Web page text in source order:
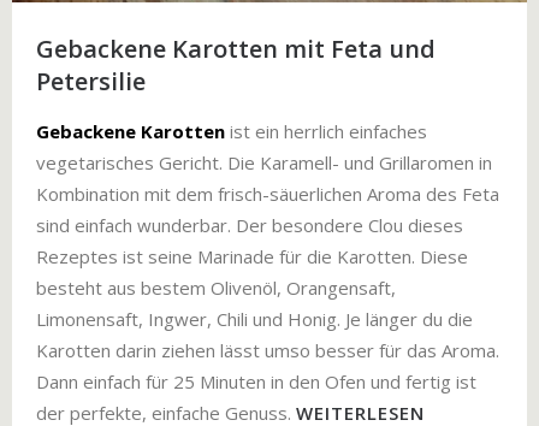
Gebackene Karotten mit Feta und
Petersilie
Gebackene Karotten ist ein herrlich einfaches
vegetarisches Gericht. Die Karamell- und Grillaromen in
Kombination mit dem frisch-säuerlichen Aroma des Feta
sind einfach wunderbar. Der besondere Clou dieses
Rezeptes ist seine Marinade für die Karotten. Diese
besteht aus bestem Olivenöl, Orangensaft,
Limonensaft, Ingwer, Chili und Honig. Je länger du die
Karotten darin ziehen lässt umso besser für das Aroma.
Dann einfach für 25 Minuten in den Ofen und fertig ist
der perfekte, einfache Genuss. WEITERLESEN